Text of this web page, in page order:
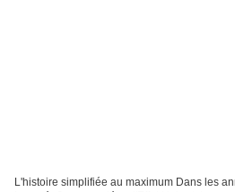
L'histoire simplifiée au maximum Dans les